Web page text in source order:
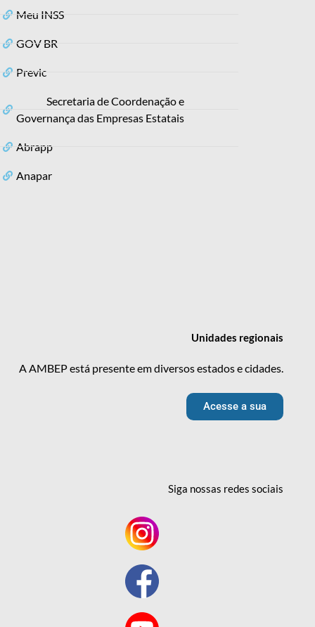
Meu INSS
GOV BR
Previc
Secretaria de Coordenação e
Governança das Empresas Estatais
Abrapp
Anapar
Unidades regionais
A AMBEP está presente em diversos estados e cidades.
Acesse a sua
Siga nossas redessociais